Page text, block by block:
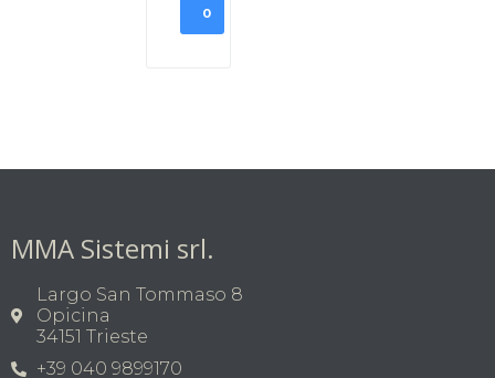
O
MMA Sistemi srl.
Largo San Tommaso 8
Opicina
34151 Trieste
+39 040 9899170